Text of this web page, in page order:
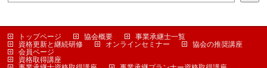
トップページ 協会概要
事業承継士一覧
資格更新と継続研修
オンラインセミナー
協会の推奨講座
会員ページ
資格取得講座